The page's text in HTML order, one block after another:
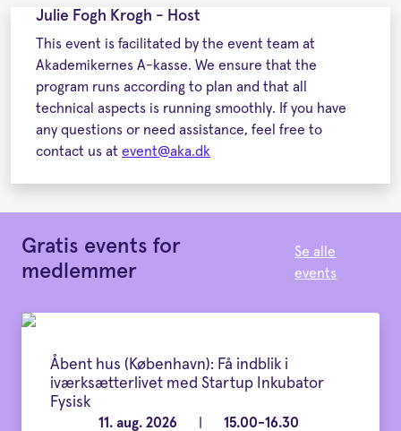
Julie Fogh Krogh - Host
This event is facilitated by the event team at
Akademikernes A-kasse. We ensure that the
program runs according to plan and that all
technical aspects is running smoothly. If you have
any questions or need assistance, feel free to
contact us at event@aka.dk
Gratis events for
medlemmer
Se alle
events
Åbent hus (København): Få indblik i
iværksætterlivet med Startup Inkubator
Fysisk
11. aug. 2026
15.00-16.30